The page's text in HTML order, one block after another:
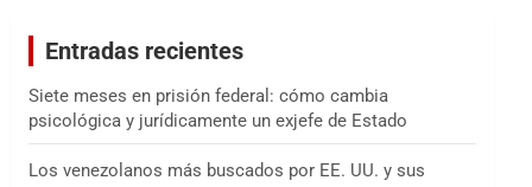
Entradas recientes
Siete meses en prisión federal: cómo cambia
psicológica y jurídicamente un exjefe de Estado
Los venezolanos más buscados por EE. UU. y sus